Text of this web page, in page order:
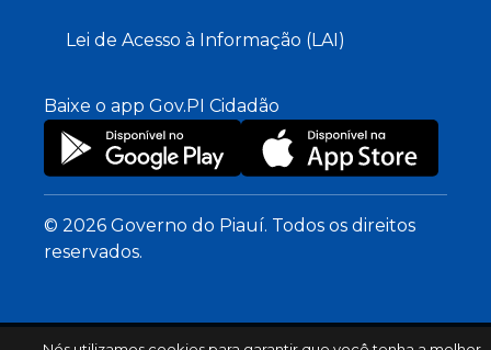
Lei de Acesso à Informação (LAI)
Baixe o app Gov.PI Cidadão
© 2026 Governo do Piauí. Todos os direitos
reservados.